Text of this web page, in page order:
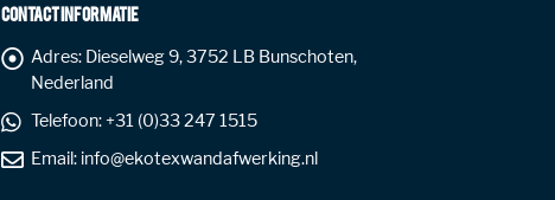
CONTACT INFORMATIE
Adres: Dieselweg 9, 3752 LB Bunschoten,
Nederland
Telefoon: +31 (0)33 247 1515
Email: info@ekotexwandafwerking.nl